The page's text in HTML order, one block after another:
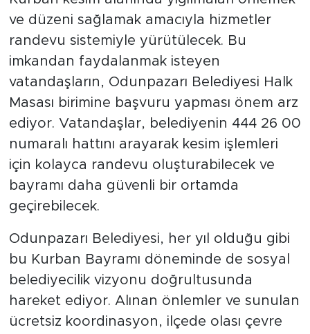
ve düzeni sağlamak amacıyla hizmetler
randevu sistemiyle yürütülecek. Bu
imkandan faydalanmak isteyen
vatandaşların, Odunpazarı Belediyesi Halk
Masası birimine başvuru yapması önem arz
ediyor. Vatandaşlar, belediyenin 444 26 00
numaralı hattını arayarak kesim işlemleri
için kolayca randevu oluşturabilecek ve
bayramı daha güvenli bir ortamda
geçirebilecek.
Odunpazarı Belediyesi, her yıl olduğu gibi
bu Kurban Bayramı döneminde de sosyal
belediyecilik vizyonu doğrultusunda
hareket ediyor. Alınan önlemler ve sunulan
ücretsiz koordinasyon, ilçede olası çevre